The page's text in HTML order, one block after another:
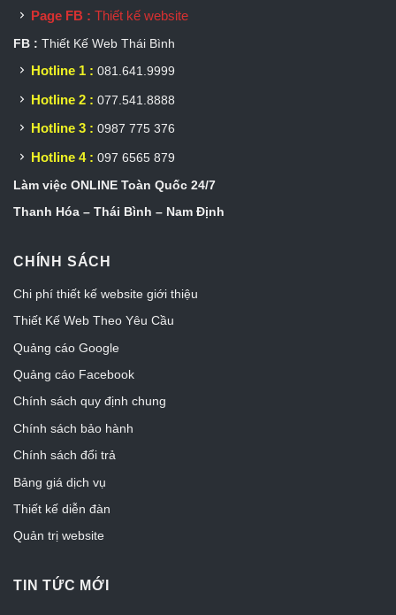
Page FB : Thiết kế website
FB : Thiết Kế Web Thái Bình
Hotline 1 : 081.641.9999
Hotline 2 : 077.541.8888
Hotline 3 : 0987 775 376
Hotline 4 : 097 6565 879
Làm việc ONLINE Toàn Quốc 24/7
Thanh Hóa – Thái Bình – Nam Định
CHÍNH SÁCH
Chi phí thiết kế website giới thiệu
Thiết Kế Web Theo Yêu Cầu
Quảng cáo Google
Quảng cáo Facebook
Chính sách quy định chung
Chính sách bảo hành
Chính sách đổi trả
Bảng giá dịch vụ
Thiết kế diễn đàn
Quản trị website
TIN TỨC MỚI